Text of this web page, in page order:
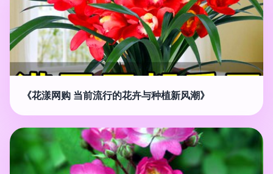
《花漾网购 当前流行的花卉与种植新风潮》